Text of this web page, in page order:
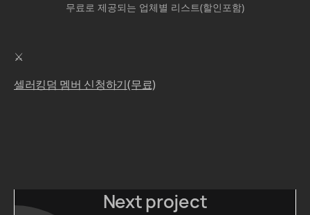
무료로 제공되는 업체별 리스트(할인포함)
⚔️‍
셀러킹덤 멤버 신청하기(무료)
Next project